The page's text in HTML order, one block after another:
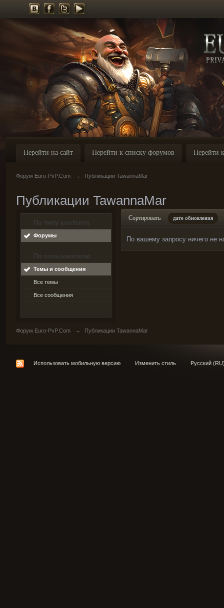
Перейти на сайт Перейти к списку форумов Перейти
Форум Euro-PvP.Com → Публикации TawannaMar
Публикации TawannaMar
По типу контента
Форумы
По пользователю
Темы и сообщения
Все темы
Все сообщения
Сортировать дате обновления
По вашему запросу ничего не
Форум Euro-PvP.Com → Публикации TawannaMar
Использовать мобильную версию Изменить стиль Русский